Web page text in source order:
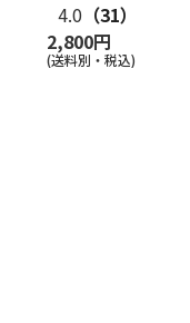
4.0 （31）
2,800円
(送料別・税込)